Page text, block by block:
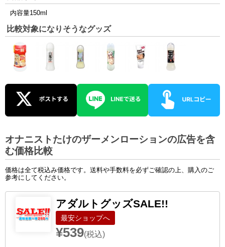
内容量150ml
比較対象になりそうなグッズ
オナニストたけのザーメンローションの広告を含
む価格比較
価格は全て税込み価格です。送料や手数料を必ずご確認の上、購入のご
参考にしてください。
アダルトグッズSALE!!
ショップへ
¥539(税込)